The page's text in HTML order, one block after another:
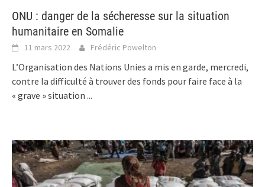
ONU : danger de la sécheresse sur la situation
humanitaire en Somalie
11 mars 2022 Frédéric Powelton
L’Organisation des Nations Unies a mis en garde, mercredi,
contre la difficulté à trouver des fonds pour faire face à la
« grave » situation ...